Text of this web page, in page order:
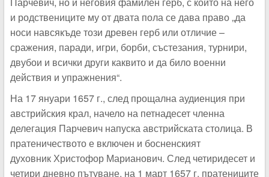
и родствениците му от двата пола се дава право „да
носи навсякъде този древен герб или отличие –
сражения, паради, игри, борби, състезания, турнири,
двубои и всички други каквито и да било военни
действия и упражнения“.
На 17 януари 1657 г., след прощална аудиенция при
австрийския крал, начело на петнадесет членна
делегация Парчевич напуска австрийската столица. В
пратеничеството е включен и босненският
духовник Христофор Марианович. След четиридесет и
четири дневно пътуване, на 1 март 1657 г. пратениците